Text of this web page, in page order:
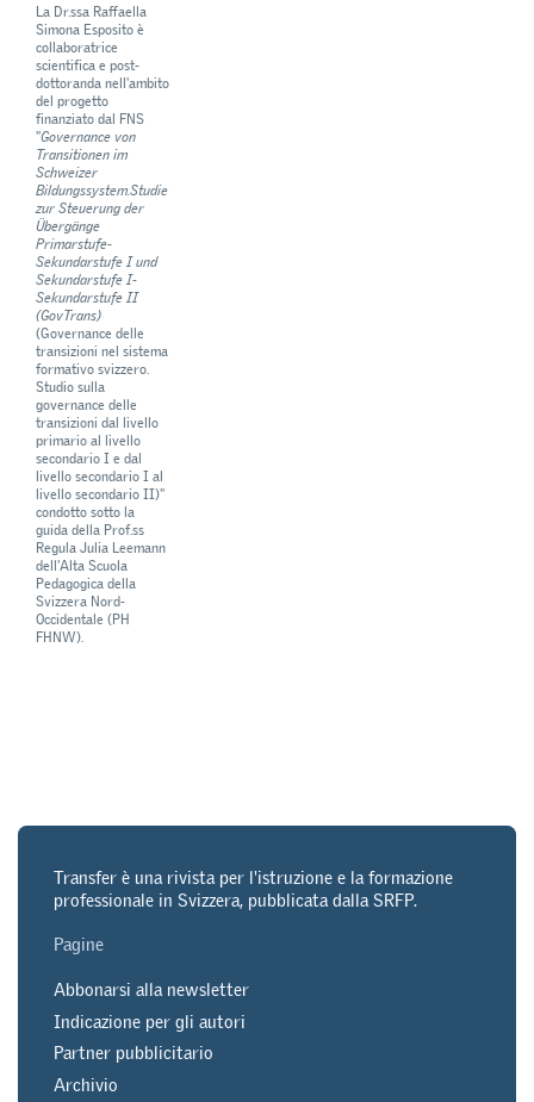
La Dr.ssa Raffaella
Simona Esposito è
collaboratrice
scientifica e post-
dottoranda nell'ambito
del progetto
finanziato dal FNS
"Governance von
Transitionen im
Schweizer
Bildungssystem.Studie
zur Steuerung der
Übergänge
Primarstufe-
Sekundarstufe I und
Sekundarstufe I-
Sekundarstufe II
(GovTrans)
(Governance delle
transizioni nel sistema
formativo svizzero.
Studio sulla
governance delle
transizioni dal livello
primario al livello
secondario I e dal
livello secondario I al
livello secondario II)"
condotto sotto la
guida della Prof.ss
Regula Julia Leemann
dell'Alta Scuola
Pedagogica della
Svizzera Nord-
Occidentale (PH
FHNW).
Transfer è una rivista per l'istruzione e la formazione
professionale in Svizzera, pubblicata dalla SRFP.
Pagine
Abbonarsi alla newsletter
Indicazione per gli autori
Partner pubblicitario
Archivio